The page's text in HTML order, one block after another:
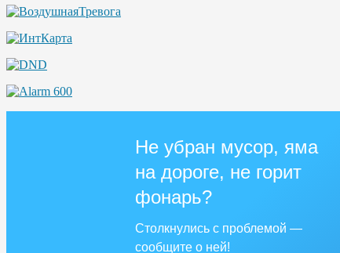
Не убран мусор, яма
на дороге, не горит
фонарь?
Столкнулись с проблемой —
сообщите о ней!